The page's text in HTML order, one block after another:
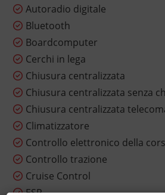
Autoradio digitale
Bluetooth
Boardcomputer
Cerchi in lega
Chiusura centralizzata
Chiusura centralizzata senza
Chiusura centralizzata
Climatizzatore
Controllo elettronico della
Controllo trazione
Cruise Control